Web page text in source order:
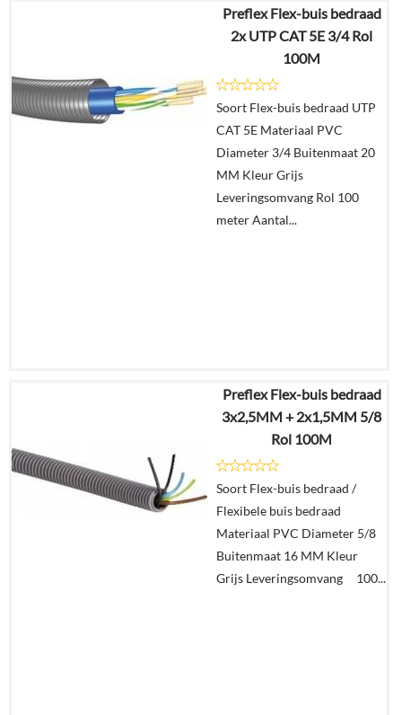
€650,05
€275,28
In
winkelmand
Preflex Flex-buis bedraad
2x UTP CAT 5E 3/4 Rol
100M
Soort Flex-buis bedraad UTP
CAT 5E Materiaal PVC
Diameter 3/4 Buitenmaat 20
MM Kleur Grijs
Leveringsomvang Rol 100
meter Aantal...
€526,74
€242,25
In
winkelmand
Preflex Flex-buis bedraad
3x2,5MM + 2x1,5MM 5/8
Rol 100M
Soort Flex-buis bedraad /
Flexibele buis bedraad
Materiaal PVC Diameter 5/8
Buitenmaat 16 MM Kleur
Grijs Leveringsomvang 100...